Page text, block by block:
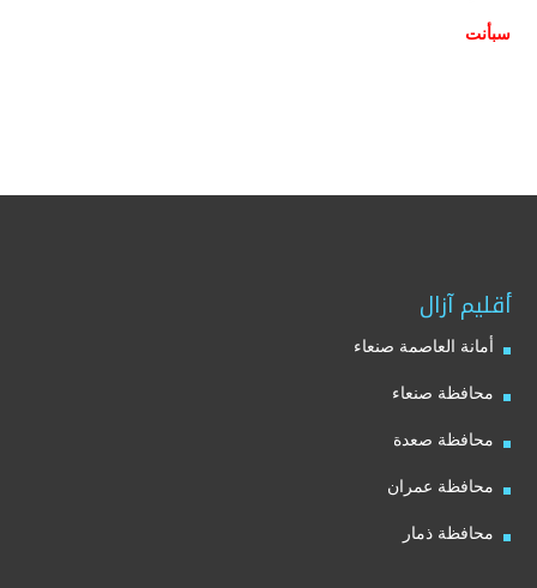
سبأنت
أقليم آزال
أمانة العاصمة صنعاء
محافظة صنعاء
محافظة صعدة
محافظة عمران
محافظة ذمار